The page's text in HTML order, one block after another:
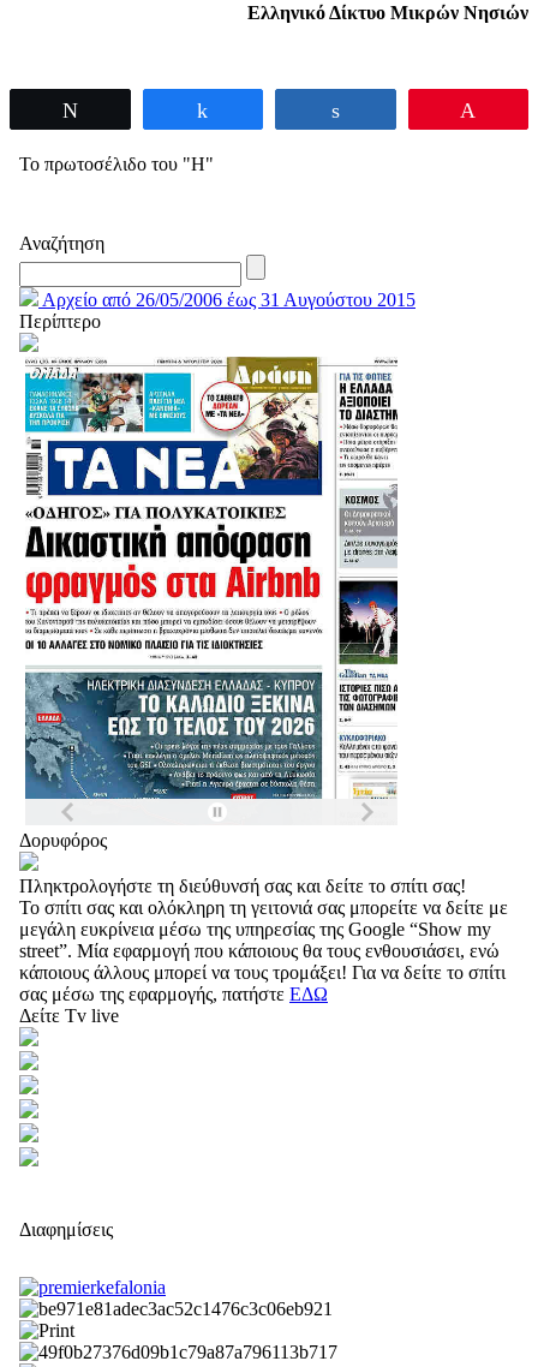
ΕλληνικόΔίκτυο Μικρών Νησιών
Το πρωτοσέλιδο του "Η"
Αναζήτηση
Αρχείο από 26/05/2006 έως 31 Αυγούστου 2015
Περίπτερο
Δορυφόρος
Πληκτρολογήστε τη διεύθυνσή σας και δείτε το σπίτι σας!
Το σπίτι σας και ολόκληρη τη γειτονιά σας μπορείτε να δείτε με
μεγάλη ευκρίνεια μέσω της υπηρεσίας της Google “Show my
street”. Μία εφαρμογή που κάποιους θα τους ενθουσιάσει, ενώ
κάποιους άλλους μπορεί να τους τρομάξει! Για να δείτε το σπίτι
σας μέσω της εφαρμογής, πατήστε ΕΔΩ
Δείτε Tv live
Διαφημίσεις